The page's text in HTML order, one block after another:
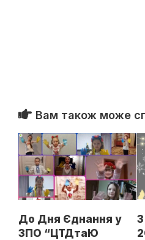
Вам також може
До Дня Єднання у
ЗПО “ЦТДтаЮ